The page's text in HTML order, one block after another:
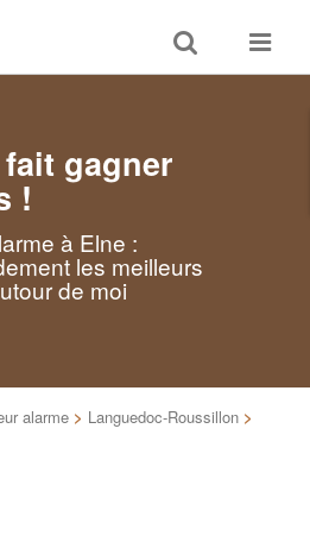
Toggle
search
Toggle
gagner
!
à Elne :
les meilleurs
de moi
alarme > Languedoc-Roussillon >